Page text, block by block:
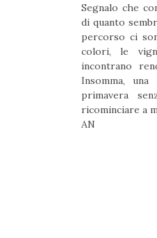
Segnalo che
di quanto
percorso ci
colori, le
incontrano
Insomma, una
primavera
ricominciare a
AN